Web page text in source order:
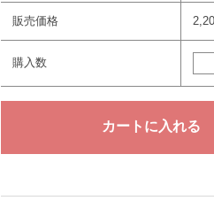
販売価格
購入数